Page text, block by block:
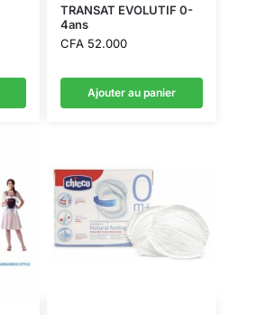
TRANSAT EVOLUTIF 0-
4ans
CFA52.000
Ajouter au panier